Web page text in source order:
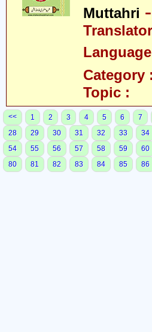
Muttahri
Category :
Topic :
<< 1 2 3 4 5 6 7
28
29 30 31 32 33 34
54
55 56 57 58 59 60
80
81 82 83 84 85 86